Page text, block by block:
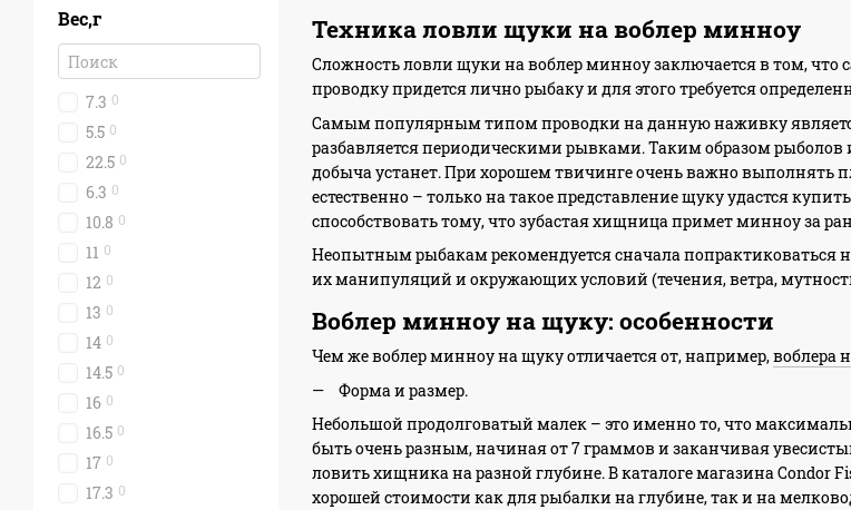
Техника ловли щуки на воблер минноу
Сложность ловли щуки на воблер минноу заключается в том,
проводку придется лично рыбаку и для этого требуется
Самым популярным типом проводки на данную наживку
разбавляется периодическими рывками. Таким образом
добыча устанет. При хорошем твичинге очень важно
естественно – только на такое представление щуку удастся
способствовать тому, что зубастая хищница примет минноу за
Неопытным рыбакам рекомендуется сначала попрактиковаться
их манипуляций и окружающих условий (течения, ветра,
Воблер минноу на щуку: особенности
Чем же воблер минноу на щуку отличается от, например,воблера
Форма и размер.
Небольшой продолговатый малек – это именно то, что
быть очень разным, начиная от 7 граммов и заканчивая
ловить хищника на разной глубине. В каталоге магазина Condor
хорошей стоимости как для рыбалки на глубине, так и на
Вес,г
7.3 0
5.5 0
22.5 0
6.3 0
10.8 0
11 0
12 0
13 0
14 0
14.5 0
16 0
16.5 0
17 0
17.3 0